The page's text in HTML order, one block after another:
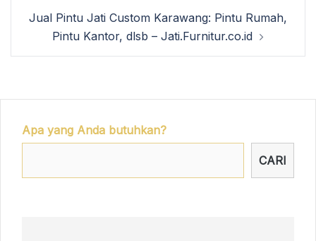
Jual Pintu Jati Custom Karawang: Pintu Rumah,
Pintu Kantor, dlsb – Jati.Furnitur.co.id
Apa yang Anda butuhkan?
CARI